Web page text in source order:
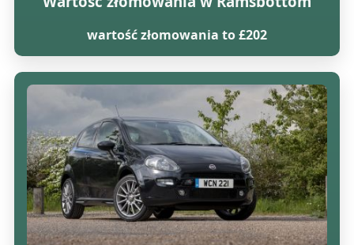
wartość złomowania to £202